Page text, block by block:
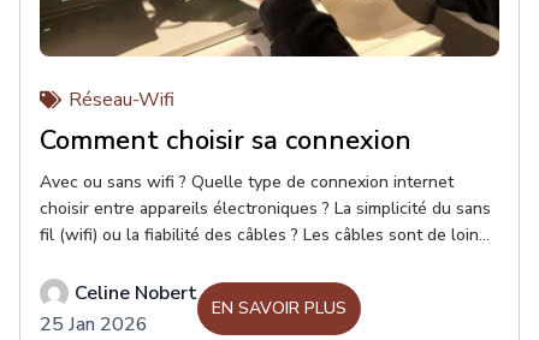
Réseau-Wifi
Comment choisir sa connexion
Avec ou sans wifi ? Quelle type de connexion internet
choisir entre appareils électroniques ? La simplicité du sans
fil (wifi) ou la fiabilité des câbles ? Les câbles sont de loin
communication au réseau.
Celine Nobert
25 Jan 2026
EN SAVOIR PLUS